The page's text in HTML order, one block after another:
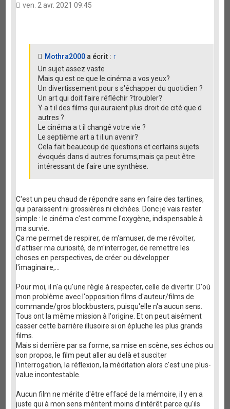
ven. 2 avr. 2021 09:45
Mothra2000 a écrit : ↑
Un sujet assez vaste
Mais qu est ce que le cinéma a vos yeux?
Un divertissement pour s s'échapper du quotidien ?
Un art qui doit faire réfléchir ?troubler?
Y a t il des films qui auraient plus droit de cité que d
autres ?
Le cinéma a t il changé votre vie ?
Le septième art a t il.un avenir?
Cela fait beaucoup de questions et certains sujets
évoqués dans d autres forums,mais ça peut être
intéressant de faire une synthèse.
C'est un peu chaud de répondre sans en faire des tartines,
qui paraissent ni grossières ni clichées. Donc je vais rester
simple : le cinéma c'est comme l'oxygène, indispensable à
ma survie.
Ça me permet de respirer, de m'amuser, de me révolter,
d'attiser ma curiosité, de m'interroger, de remettre les
choses en perspectives, de créer ou développer
l'imaginaire,...
Pour moi, il n'a qu'une règle à respecter, celle de divertir. D'où
mon problème avec l'opposition films d'auteur/films de
commande/gros blockbusters, puisqu'elle n'a aucun sens.
Tous ont la même mission à l'origine. Et on peut aisément
casser cette barrière illusoire si on épluche les plus grands
films.
Mais si derrière par sa forme, sa mise en scène, ses échos ou
son propos, le film peut aller au delà et susciter
l'interrogation, la réflexion, la méditation alors c'est une plus-
value incontestable.
Aucun film ne mérite d'être effacé de la mémoire, il y en a
juste qui à mon sens méritent moins d'intérêt parce qu'ils